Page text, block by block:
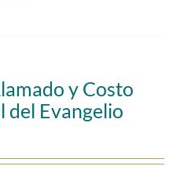
y Costo
del Evangelio